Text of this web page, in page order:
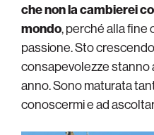
che non la cambierei
mondo, perché alla fine
passione. Sto
consapevolezze
anno. Sono maturata
conoscermi e ad